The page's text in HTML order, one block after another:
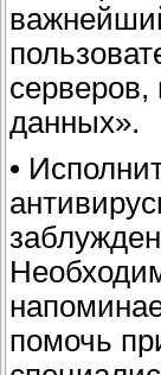
данных».
•
помочь